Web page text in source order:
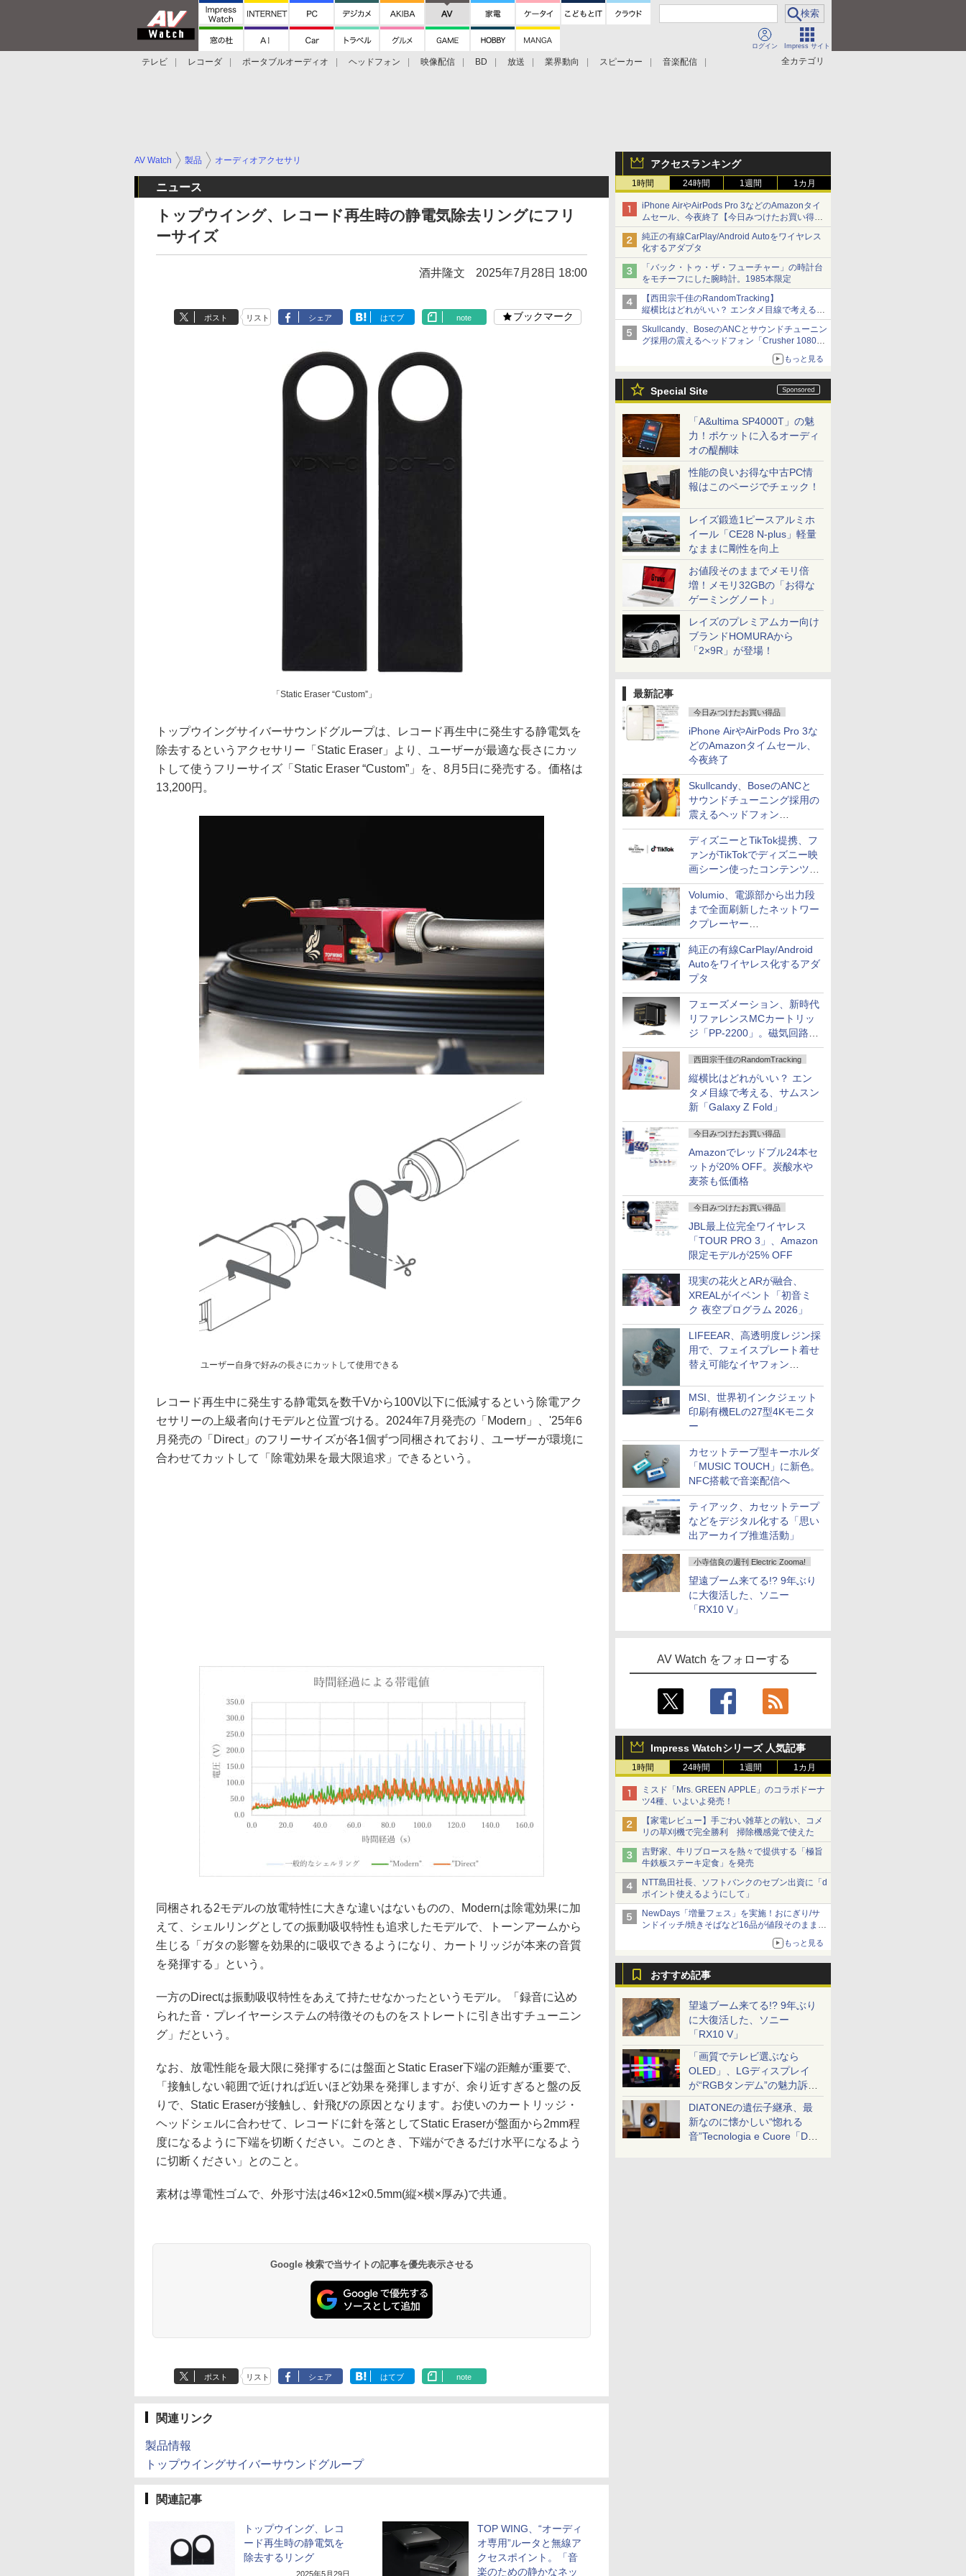
ログイン Impress サイト
全カテゴリ
テレビ レコーダ ポータブルオーディオ ヘッドフォン 映像配信 BD 放送 業界動向 スピーカー
音楽配信
アクセスランキング
1時間 24時間 1週間 1カ月
iPhone AirやAirPods Pro 3などのAmazonタイ
ムセール、今夜終了【今日みつけたお買い得
品】
純正の有線CarPlay/Android Autoをワイヤレス
化するアダプタ
「バック・トゥ・ザ・フューチャー」の時計台
をモチーフにした腕時計。1985本限定
【西田宗千佳のRandomTracking】
縦横比はどれがいい？ エンタメ目線で考える、
サムスン新「Galaxy Z Fold」
Skullcandy、BoseのANCとサウンドチューニン
グ採用の震えるヘッドフォン「Crusher 1080
もっと見る
Special Site
「A&ultima SP4000T」の魅
力！ポケットに入るオーディ
オの醍醐味
性能の良いお得な中古PC情
報はこのページでチェック！
レイズ鍛造1ピースアルミホ
イール「CE28 N-plus」軽量
なままに剛性を向上
お値段そのままでメモリ倍
増！メモリ32GBの「お得な
ゲーミングノート」
レイズのプレミアムカー向け
ブランドHOMURAから
「2×9R」が登場！
最新記事
今日みつけたお買い得品
iPhone AirやAirPods Pro 3な
どのAmazonタイムセール、
今夜終了
Skullcandy、BoseのANCと
サウンドチューニング採用の
震えるヘッドフォン
「Crusher 1080 ANC」
ディズニーとTikTok提携、フ
ァンがTikTokでディズニー映
画シーン使ったコンテンツ制
作、Disney+にも配信
Volumio、電源部から出力段
まで全面刷新したネットワー
クプレーヤー
「Primo（2026）」
純正の有線CarPlay/Android
Autoをワイヤレス化するアダ
プタ
フェーズメーション、新時代
リファレンスMCカートリッ
ジ「PP-2200」。磁気回路や
ハウジングを根本から見直し
西田宗千佳のRandomTracking
縦横比はどれがいい？ エン
タメ目線で考える、サムスン
新「Galaxy Z Fold」
今日みつけたお買い得品
Amazonでレッドブル24本セ
ットが20% OFF。炭酸水や
麦茶も低価格
今日みつけたお買い得品
JBL最上位完全ワイヤレス
「TOUR PRO 3」、Amazon
限定モデルが25% OFF
現実の花火とARが融合、
XREALがイベント「初音ミ
ク 夜空プログラム 2026」
LIFEEAR、高透明度レジン採
用で、フェイスプレート着せ
替え可能なイヤフォン
MSI、世界初インクジェット
印刷有機ELの27型4Kモニタ
ー
カセットテープ型キーホルダ
「MUSIC TOUCH」に新色。
NFC搭載で音楽配信へ
ティアック、カセットテープ
などをデジタル化する「思い
出アーカイブ推進活動」
小寺信良の週刊 Electric Zooma!
望遠ブーム来てる!? 9年ぶり
に大復活した、ソニー
「RX10 V」
AV Watch をフォローする
Impress Watchシリーズ 人気記事
1時間 24時間 1週間 1カ月
ミスド「Mrs. GREEN APPLE」のコラボドーナ
ツ4種、いよいよ発売！
【家電レビュー】手ごわい雑草との戦い、コメ
リの草刈機で完全勝利 掃除機感覚で使えた
吉野家、牛リブロースを熱々で提供する「極旨
牛鉄板ステーキ定食」を発売
NTT島田社長、ソフトバンクのセブン出資に「d
ポイント使えるようにして」
NewDays「増量フェス」を実施！おにぎり/サ
ンドイッチ/焼きそばなど16品が値段そのままで
もっと見る
おすすめ記事
望遠ブーム来てる!? 9年ぶり
に大復活した、ソニー
「RX10 V」
「画質でテレビ選ぶなら
OLED」、LGディスプレイ
が“RGBタンデム”の魅力訴
求。液晶とのガチ比較も
DIATONEの遺伝子継承、最
新なのに懐かしい“惚れる
音”Tecnologia e Cuore「DS-
AV Watch 製品 オーディオアクセサリ
ニュース
トップウイング、レコード再生時の静電気除去リングにフリ
ーサイズ
酒井隆文 2025年7月28日 18:00
ポスト リスト シェア はてブ note ブックマーク
「Static Eraser “Custom”」
トップウイングサイバーサウンドグループは、レコード再生中に発生する静電気を
除去するというアクセサリー「Static Eraser」より、ユーザーが最適な長さにカッ
トして使うフリーサイズ「Static Eraser “Custom”」を、8月5日に発売する。価格は
13,200円。
ユーザー自身で好みの長さにカットして使用できる
レコード再生中に発生する静電気を数千Vから100V以下に低減するという除電アク
セサリーの上級者向けモデルと位置づける。2024年7月発売の「Modern」、'25年6
月発売の「Direct」のフリーサイズが各1個ずつ同梱されており、ユーザーが環境に
合わせてカットして「除電効果を最大限追求」できるという。
同梱される2モデルの放電特性に大きな違いはないものの、Modernは除電効果に加
えて、シェルリングとしての振動吸収特性も追求したモデルで、トーンアームから
生じる「ガタの影響を効果的に吸収できるようになり、カートリッジが本来の音質
を発揮する」という。
一方のDirectは振動吸収特性をあえて持たせなかったというモデル。「録音に込め
られた音・プレイヤーシステムの特徴そのものをストレートに引き出すチューニン
グ」だという。
なお、放電性能を最大限に発揮するには盤面とStatic Eraser下端の距離が重要で、
「接触しない範囲で近ければ近いほど効果を発揮しますが、余り近すぎると盤の反
りで、Static Eraserが接触し、針飛びの原因となります。お使いのカートリッジ・
ヘッドシェルに合わせて、レコードに針を落としてStatic Eraserが盤面から2mm程
度になるように下端を切断ください。このとき、下端ができるだけ水平になるよう
に切断ください」とのこと。
素材は導電性ゴムで、外形寸法は46×12×0.5mm(縦×横×厚み)で共通。
Google 検索で当サイトの記事を優先表示させる
ポスト リスト シェア はてブ note
関連リンク
製品情報
トップウイングサイバーサウンドグループ
関連記事
トップウイング、レコ
ード再生時の静電気を
除去するリング
2025年5月29日
TOP WING、“オーディ
オ専用”ルータと無線ア
クセスポイント。「音
楽のための静かなネッ